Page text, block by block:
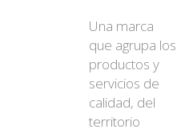
Una marca
que agrupa los
productos y
servicios de
calidad, del
territorio